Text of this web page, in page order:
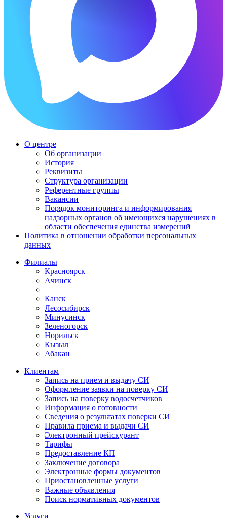
О центре
Об организации
История
Реквизиты
Структура организации
Референтные группы
Вакансии
Порядок мониторинга и информирования
надзорных органов об имеющихся нарушениях в
области обеспечения единства измерений
Политика в отношении обработки персональных
данных
Филиалы
Красноярск
Ачинск
Канск
Лесосибирск
Минусинск
Зеленогорск
Норильск
Кызыл
Абакан
Клиентам
Запись на прием и выдачу СИ
Оформление заявки на поверку СИ
Запись на поверку водосчетчиков
Информация о готовности
Сведения о результатах поверки СИ
Правила приема и выдачи СИ
Электронный прейскурант
Тарифы
Предоставление КП
Заключение договора
Электронные формы документов
Приостановленные услуги
Важные объявления
Поиск нормативных документов
Услуги